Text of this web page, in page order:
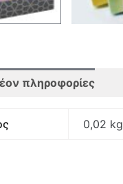
πληροφορίες
0,02 kg